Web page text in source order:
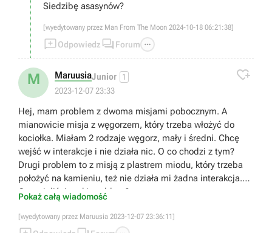
Siedzibę asasynów?
[wyedytowany przez Man From The Moon 2024-10-18 06:21:38]
Odpowiedz  Forum 
M MaruusiaJunior 1
2023-12-07 23:33

Hej, mam problem z dwoma misjami pobocznym. A
mianowicie misja z węgorzem, który trzeba włożyć do
kociołka. Miałam 2 rodzaje węgorz, mały i średni. Chcę
wejść w interakcje i nie działa nic. O co chodzi z tym?
Drugi problem to z misją z plastrem miodu, który trzeba
położyć na kamieniu, też nie działa mi żadna interakcja.
Czy mieliście taki problem?
Pokaż całą wiadomość
[wyedytowany przez Maruusia 2023-12-07 23:36:11]